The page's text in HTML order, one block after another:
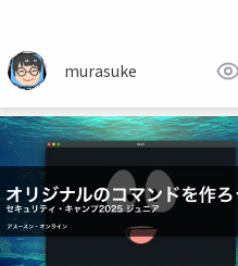
murasuke